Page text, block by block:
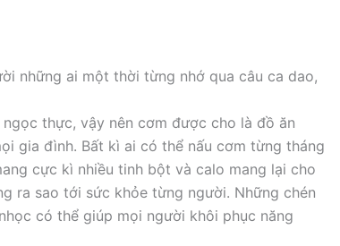
những ai một thời từng nhớ qua câu ca dao,
thực, vậy nên cơm được cho là đồ ăn
gia đình. Bất kì ai có thể nấu cơm từng tháng
cực kì nhiều tinh bột và calo mang lại cho
ra sao tới sức khỏe từng người. Những chén
có thể giúp mọi người khôi phục năng